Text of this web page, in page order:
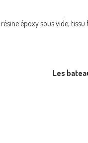
époxy sous vide,
Les